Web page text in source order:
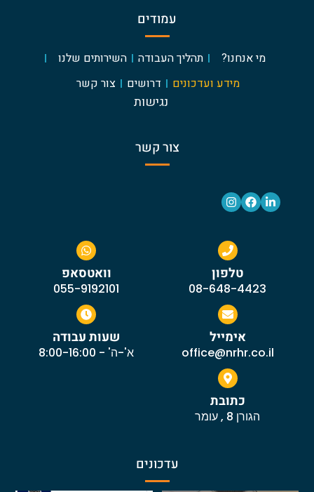
עמודים
מי אנחנו? תהליך העבודה
השירותים שלנו
מידע ועדכונים
דרושים צור קשר
נגישות
צור קשר
טלפון
08-648-4423
וואטסאפ
055-9192101
אימייל
office@nrhr.co.il
שעות עבודה
א'-ה' - 8:00-16:00
כתובת
הגורן 8 , עומר
עדכונים